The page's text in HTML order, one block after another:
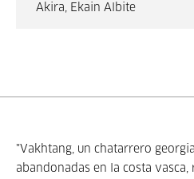
Akira, Ekain Albite
"Vakhtang, un chatarrero
abandonadas en la costa